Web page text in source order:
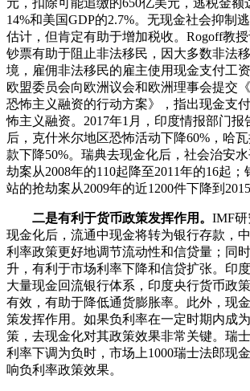
14%和美国GDP的2.7%。无现金社会抑制
估计，但肯定有助于增加税收。Rogoff教
钞票有助于阻止非法移民，因大多数非法
境，雇佣非法移民的雇主使用现金支付工资
欧盟委员会向欧洲议会和欧洲理事会提交
恐怖主义融资的行动方案》，指出现金支
怖主义融资。2017年1月，印度情报部门报
后，克什米尔地区恐怖活动下降60%，哈
款下降50%。瑞典去现金化后，社会治安
劫案从2008年的110起降至2011年的16起
站的抢劫案从2009年的近1200件下降到
二是有利于货币政策发挥作用。 IMF
现金化后，流通中现金将转为银行存款，
利率政策更好地调节流动性和信贷量；同
升，有利于市场利率下降和信贷扩张。印
大量现金回流银行体系，印度央行货币政
有效，有助于降低通货膨胀率。此外，现
策发挥作用。如果负利率在一定时期内成
策，去现金化对其政策效果非常关键。瑞
利率下调为负时，市场上1000瑞士法郎现
响负利率政策效果。